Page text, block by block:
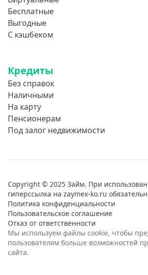
Бесплатные
Выгодные
С кэшбеком
Кредиты
Без справок
Наличными
На карту
Пенсионерам
Под залог недвижимости
Copyright © 2025 Займ. При
гиперссылка на zaymex-ko.ru
Политика конфиденциальности
Пользовательское соглашение
Отказ от ответственности
Мы используем файлы cookie, чтобы
пользователям больше возможностей
сайта.